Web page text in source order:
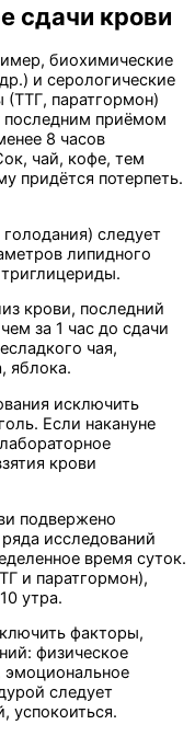
сдачи крови
биохимические
и серологические
(ТТГ, паратгормон)
приёмом
8 часов
чай, кофе, тем
придётся потерпеть.
следует
липидного
крови, последний
за 1 час до сдачи
чая,
яблока.
исключить
Если накануне
крови
подвержено
исследований
время суток.
и паратгормон),
утра.
факторы,
физическое
эмоциональное
следует
успокоиться.